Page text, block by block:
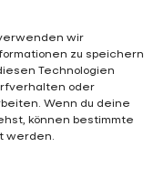
wir
zu speichern
Technologien
oder
Wenn du deine
können bestimmte
werden.
Fragen